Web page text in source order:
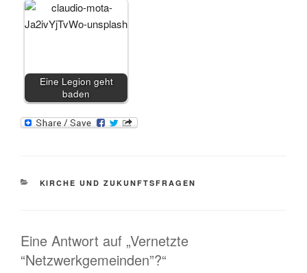
Eine Legion geht
baden
KATEGORIEN
KIRCHE UND ZUKUNFTSFRAGEN
Eine Antwort auf „Vernetzte
“Netzwerkgemeinden”?“